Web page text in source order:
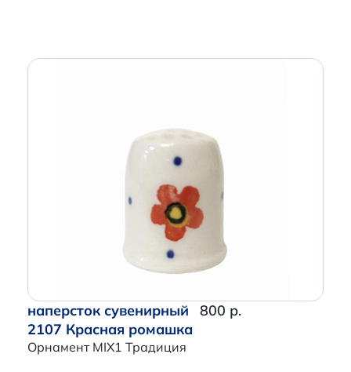
наперсток сувенирный
2107 Красная ромашка
Орнамент MIX1 Традиция
800 р.